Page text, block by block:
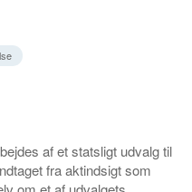
af et statsligt udvalg til
fra aktindsigt som